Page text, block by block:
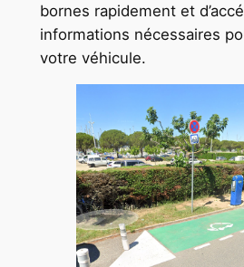
bornes rapidement et
informations nécessaires
votre véhicule.